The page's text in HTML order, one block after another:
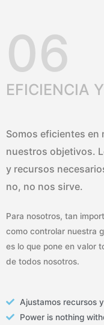
06
EFICIENCIA
Somos eficientes en
nuestros objetivos.
y recursos
no, no nos sirve.
Para nosotros, tan
como controlar nuestra
es lo que pone en valor
de todos nosotros.
Ajustamos recursos
Power is nothing